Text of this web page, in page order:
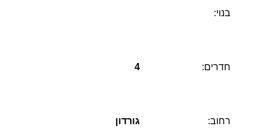
בנוי:
חדרים: 4
רחוב: גורדון